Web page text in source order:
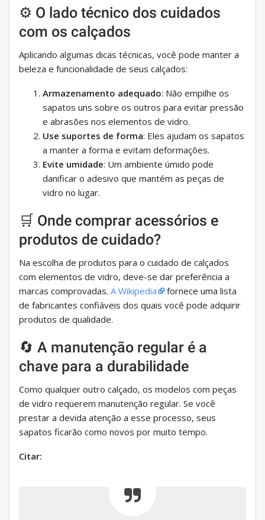
⚙️ O lado técnico dos cuidados
com os calçados
Aplicando algumas dicas técnicas, você pode manter a
beleza e funcionalidade de seus calçados:
Armazenamento adequado: Não empilhe os
sapatos uns sobre os outros para evitar pressão
e abrasões nos elementos de vidro.
Use suportes de forma: Eles ajudam os sapatos
a manter a forma e evitam deformações.
Evite umidade: Um ambiente úmido pode
danificar o adesivo que mantém as peças de
vidro no lugar.
🛒 Onde comprar acessórios e
produtos de cuidado?
Na escolha de produtos para o cuidado de calçados
com elementos de vidro, deve-se dar preferência a
marcas comprovadas. A Wikipedia
fornece uma lista
de fabricantes confiáveis ​​dos quais você pode adquirir
produtos de qualidade.
🔄 A manutenção regular é a
chave para a durabilidade
Como qualquer outro calçado, os modelos com peças
de vidro requerem manutenção regular. Se você
prestar a devida atenção a esse processo, seus
sapatos ficarão como novos por muito tempo.
Citar: